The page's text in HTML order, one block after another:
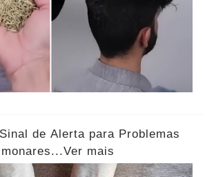
de Alerta para Problemas
mais